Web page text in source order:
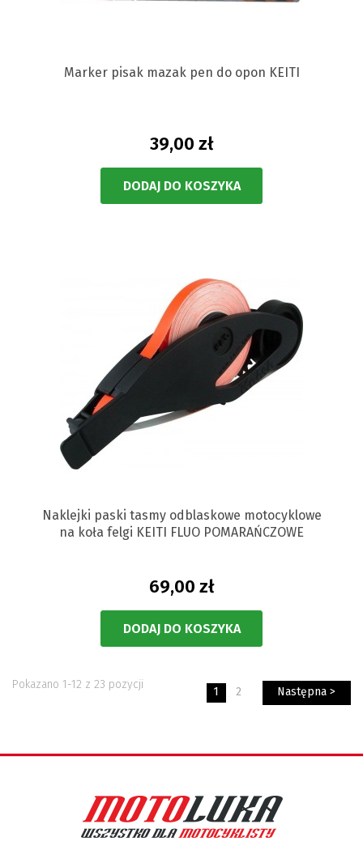
Marker pisak mazak pen do opon KEITI
39,00 zł
DODAJ DO KOSZYKA
Naklejki paski tasmy odblaskowe motocyklowe
na koła felgi KEITI FLUO POMARAŃCZOWE
69,00 zł
DODAJ DO KOSZYKA
Pokazano 1-12 z 23 pozycji
1 2 Następna >